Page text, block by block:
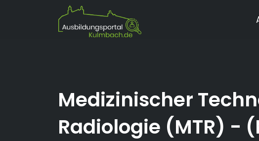
Medizinischer
Radiologie (MTR) -